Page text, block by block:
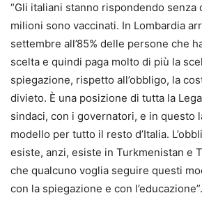
“Gli italiani stanno rispondendo senza
milioni sono vaccinati. In Lombardia
settembre all’85% delle persone che
scelta e quindi paga molto di più la
spiegazione, rispetto all’obbligo, la
divieto. È una posizione di tutta la
sindaci, con i governatori, e in questo
modello per tutto il resto d’Italia.
esiste, anzi, esiste in Turkmenistan e
che qualcuno voglia seguire questi
con la spiegazione e con l’educazione”.